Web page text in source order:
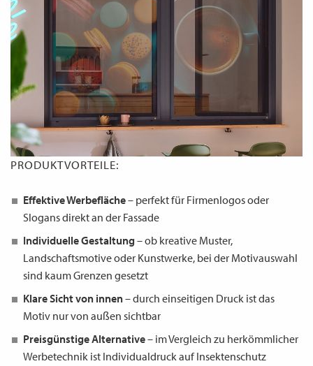
PRODUKTVORTEILE:
Effektive Werbefläche– perfekt für Firmenlogos oder
Slogans direkt an der Fassade
Individuelle Gestaltung– ob kreative Muster,
Landschaftsmotive oder Kunstwerke, bei der Motivauswahl
sind kaum Grenzen gesetzt
Klare Sicht von innen – durch einseitigen Druck ist das
Motiv nur von außen sichtbar
Preisgünstige Alternative– im Vergleich zu herkömmlicher
Werbetechnik ist Individualdruck auf Insektenschutz